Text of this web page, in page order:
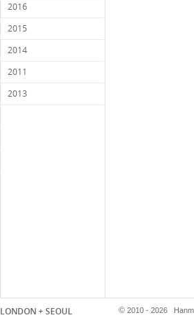
2016
2015
2014
2011
2013
LONDON + SEOUL © 2010 - 2026